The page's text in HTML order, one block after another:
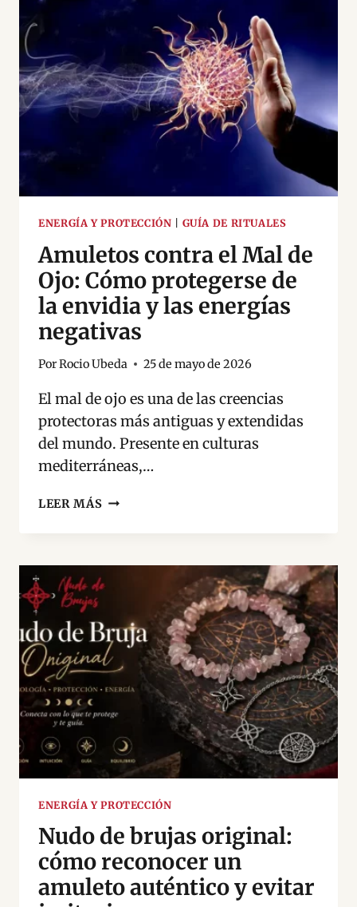
SIRVE
ESTE
PODEROSO
SÍMBOLO
ENERGÍA Y PROTECCIÓN GUÍA DE RITUALES
Amuletos contra el Mal de
Ojo: Cómo protegerse de
la envidia y las energías
negativas
PorRocio Ubeda 25 de mayo de 2026
El mal de ojo es una de las creencias
protectoras más antiguas y extendidas
del mundo. Presente en culturas
mediterráneas,…
LEER MÁS AMULETOS
OJO:
PROTEGERSE
DE
LA
ENVIDIA
LAS
ENERGÍAS
NEGATIVAS
ENERGÍA Y PROTECCIÓN
Nudo de brujas original:
cómo reconocer un
amuleto auténtico y evitar